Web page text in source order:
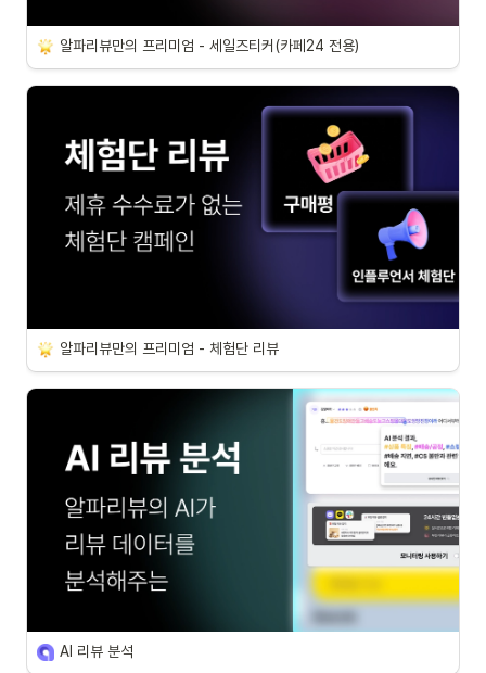
알파리뷰만의 프리미엄 - 세일즈티커(카페24 전용)
알파리뷰만의 프리미엄 - 체험단 리뷰
AI 리뷰 분석